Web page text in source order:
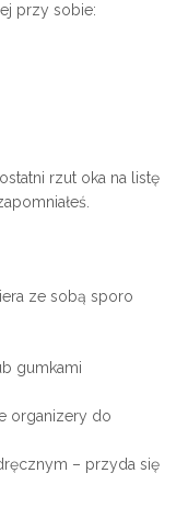
przy sobie:
rzut oka na listę
ze sobą sporo
gumkami
organizery do
– przyda się